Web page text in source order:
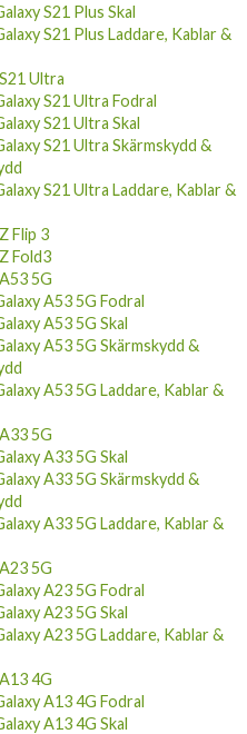
S21 Plus Skal
S21 Plus Laddare, Kablar &
Ultra
S21 Ultra Fodral
S21 Ultra Skal
S21 Ultra Skärmskydd &
S21 Ultra Laddare, Kablar &
Flip 3
Fold3
5G
A53 5G Fodral
A53 5G Skal
A53 5G Skärmskydd &
A53 5G Laddare, Kablar &
5G
A33 5G Skal
A33 5G Skärmskydd &
A33 5G Laddare, Kablar &
5G
A23 5G Fodral
A23 5G Skal
A23 5G Laddare, Kablar &
4G
A13 4G Fodral
A13 4G Skal